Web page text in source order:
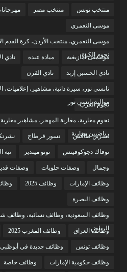
منتخب تونس منتخب مصر
موسى التعمري
موسى التعمري، منتخب الأردن، كرة القدم
نجوم الكرة
موسيقى أمازيغية ميادة عبده نادي
نادي الحسين إربد نادي القرن
نانسي نور، سيرة ذاتية، مشاهير، إعلاميات،
مواليد نانسي نور
نجوم العرب
نجوم مغاربة، مغاربة المهجر، مشاهير
رياضيين مغاربة
نسرين طافش نسور قرطاج
نوفاك دجوكوفيتش نونو مينديز نية
وجمال وصفات حلويات وصفات
وظائف الإمارات وظائف 2025
وظائف البصرة
وظائف السعودية، وظائف نسائية، وظائف
الرياض
وظائف العراق وظائف المغرب 2025
وظائف تونس وظائف جديدة في أبوظبي
وظائف حكومية الإمارات وظائف خاصة